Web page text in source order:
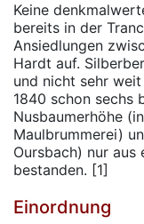
Keine
bereits in der
Ansiedlungen
Hardt auf.
und nicht sehr
1840 schon sechs
Nusbaumerhöhe
Maulbrummerei)
Oursbach) nur aus
bestanden. [1]
Einordnung